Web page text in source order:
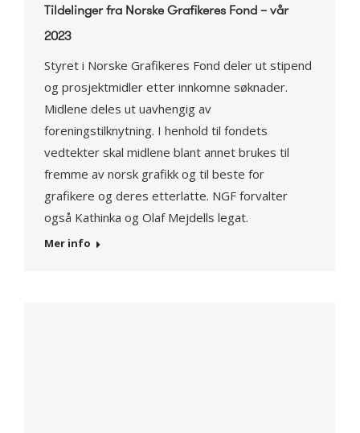
Tildelinger fra Norske Grafikeres Fond – vår
2023
Styret i Norske Grafikeres Fond deler ut stipend
og prosjektmidler etter innkomne søknader.
Midlene deles ut uavhengig av
foreningstilknytning. I henhold til fondets
vedtekter skal midlene blant annet brukes til
fremme av norsk grafikk og til beste for
grafikere og deres etterlatte. NGF forvalter
også Kathinka og Olaf Mejdells legat.
Mer info